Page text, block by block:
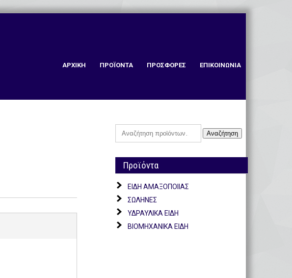
ΑΡΧΙΚΗ ΠΡΟΪΟΝΤΑ ΠΡΟΣΦΟΡΕΣ ΕΠΙΚΟΙΝΩΝΙΑ
Αναζήτηση
Αναζήτηση
Προϊόντα
ΕΙΔΗ ΑΜΑΞΟΠΟΙΙΑΣ
ΣΩΛΗΝΕΣ
ΥΔΡΑΥΛΙΚΑ ΕΙΔΗ
ΒΙΟΜΗΧΑΝΙΚΑ ΕΙΔΗ